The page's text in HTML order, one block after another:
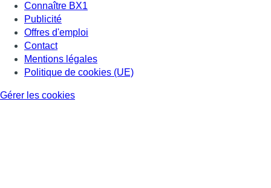
Connaître BX1
Publicité
Offres d'emploi
Contact
Mentions légales
Politique de cookies (UE)
Gérer les cookies